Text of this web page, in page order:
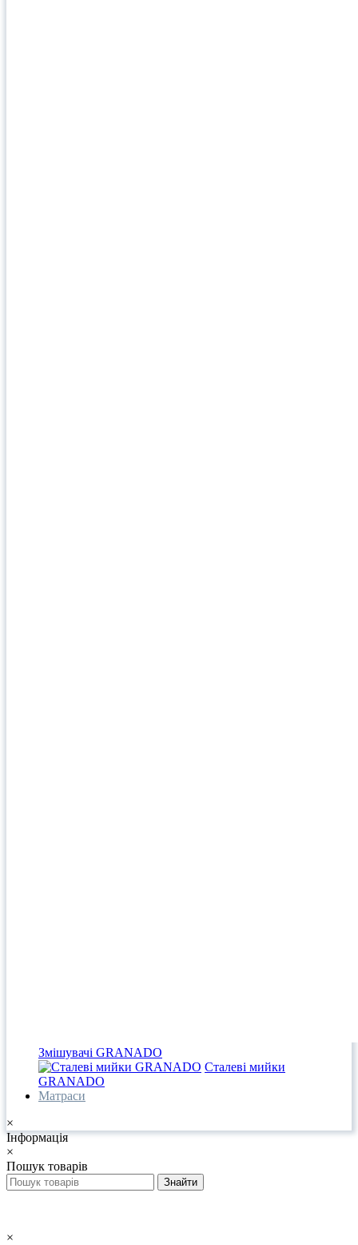
Змішувачі GRANADO
Сталеві мийки
GRANADO
Матраси
×
Інформація
×
Пошук товарів
×